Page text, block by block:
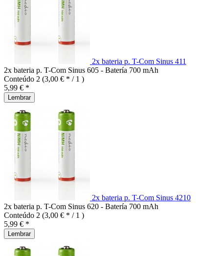
2x bateria p. T-Com Sinus 411
2x bateria p. T-Com Sinus 605 - Batería 700 mAh
Conteúdo 2 (3,00 € * / 1 )
5,99 € *
Lembrar
2x bateria p. T-Com Sinus 4210
2x bateria p. T-Com Sinus 620 - Batería 700 mAh
Conteúdo 2 (3,00 € * / 1 )
5,99 € *
Lembrar